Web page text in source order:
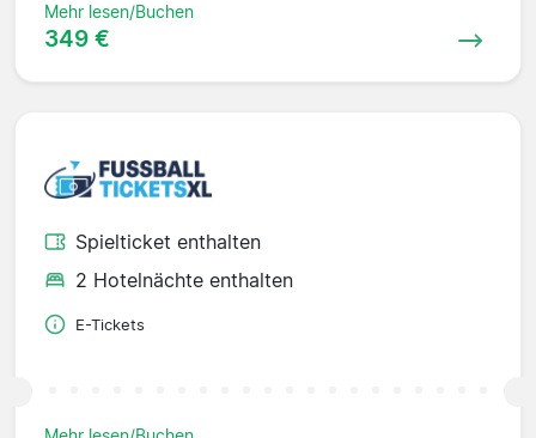
Mehr lesen/Buchen
349 €
Spielticket enthalten
2 Hotelnächte enthalten
E-Tickets